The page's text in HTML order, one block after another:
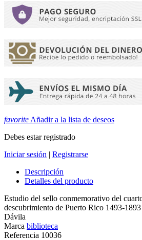
favorite Añadir a la lista de deseos
Debes estar registrado
Iniciar sesión | Registrarse
Descripción
Detalles del producto
Estudio del sello conmemorativo del
descubrimiento de Puerto Rico 1493-
Dávila
Marca biblioteca
Referencia 10036